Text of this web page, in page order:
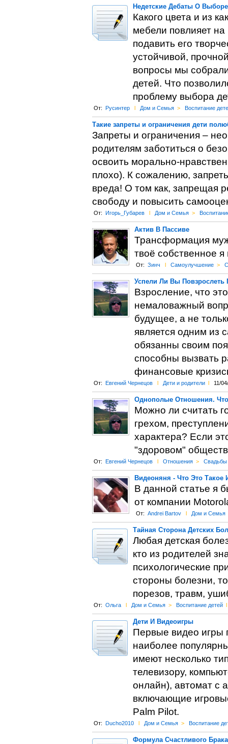
Недетские Дебаты О
Какого цвета и из
мебели повлияет
подавить его
устойчивой,
вопросы мы
детей. Что
проблему выбора
От: Русинтер l Дом и Семья > Воспитание
Такие запреты и ограничения дети
Запреты и ограничения –
родителям заботиться о
освоить морально-
плохо). К сожалению,
вреда! О том как, запрещая
свободу и повысить
От: Игорь_Губарев l Дом и Семья >
Актив В Пассиве
Трансформация
твоё собственное
От: Зинч l Самоулучшение >
Успели Ли Вы Повзрослеть
Взросление, что
немаловажный
будущее, а не
является одним из
обязанны своим
способны вызвать
финансовые
От: Евгений Чернецов l Дети и родители l 11/
Однополые Отношения.
Можно ли считать
грехом,
характера? Если
"здоровом"
От: Евгений Чернецов l Отношения > Свадьбы
Видеоняня - Что Это
В данной статье я
от компании
От: Andrei Bartov l Дом и Семья
Тайная Сторона Детских
Любая детская
кто из родителей
психологические
стороны болезни,
порезов, травм,
От: Ольга l Дом и Семья > Воспитание детей l
Дети И Видеоигры
Первые видео игры
наиболее
имеют несколько
телевизору,
онлайн), автомат с
включающие
Palm Pilot.
От: Ducho2010 l Дом и Семья > Воспитание
Формула Счастливого